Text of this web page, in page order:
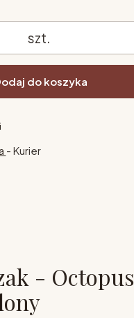
szt.
do koszyka
- Kurier
- Octopus